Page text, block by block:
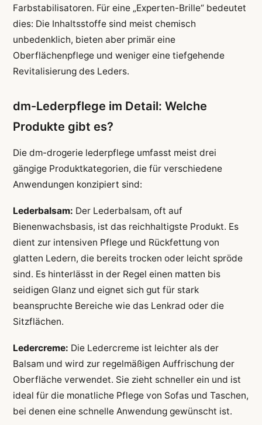
Farbstabilisatoren. Für eine „Experten-Brille“ bedeutet
dies: Die Inhaltsstoffe sind meist chemisch
unbedenklich, bieten aber primär eine
Oberflächenpflege und weniger eine tiefgehende
Revitalisierung des Leders.
dm-Lederpflege im Detail: Welche
Produkte gibt es?
Die dm-drogerie lederpflege umfasst meist drei
gängige Produktkategorien, die für verschiedene
Anwendungen konzipiert sind:
Lederbalsam: Der Lederbalsam, oft auf
Bienenwachsbasis, ist das reichhaltigste Produkt. Es
dient zur intensiven Pflege und Rückfettung von
glatten Ledern, die bereits trocken oder leicht spröde
sind. Es hinterlässt in der Regel einen matten bis
seidigen Glanz und eignet sich gut für stark
beanspruchte Bereiche wie das Lenkrad oder die
Sitzflächen.
Ledercreme: Die Ledercreme ist leichter als der
Balsam und wird zur regelmäßigen Auffrischung der
Oberfläche verwendet. Sie zieht schneller ein und ist
ideal für die monatliche Pflege von Sofas und Taschen,
bei denen eine schnelle Anwendung gewünscht ist.